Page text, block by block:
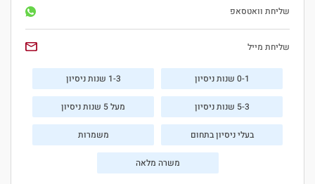
שליחת וואטסאפ
שליחת מייל
0-1 שנות ניסיון 1-3 שנות ניסיון
5-3 שנות ניסיון מעל 5 שנות ניסיון
בעלי ניסיון בתחום משמרות
משרה מלאה